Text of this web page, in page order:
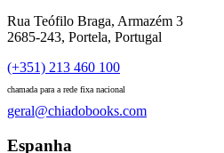
Rua Teófilo Braga, Armazém 3
2685-243, Portela, Portugal
(+351) 213 460 100
chamada para a rede fixa nacional
geral@chiadobooks.com
Espanha